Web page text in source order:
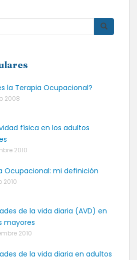
la Terapia Ocupacional?
2008
física en los adultos
2010
Ocupacional: mi definición
2010
de la vida diaria (AVD) en
mayores
2010
de la vida diaria en adultos